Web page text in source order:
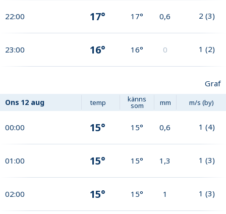
22:00 17° 17° 0,6 2 (3)
23:00 16° 16° 0 1 (2)
Graf
Ons 12 aug temp känns
som mm m/s (by)
00:00 15° 15° 0,6 1 (4)
01:00 15° 15° 1,3 1 (3)
02:00 15° 15° 1 1 (3)